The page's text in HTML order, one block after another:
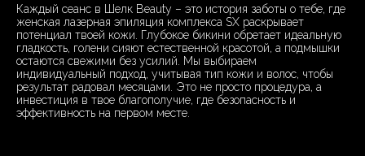
Каждый сеанс в Шелк Beauty – это история заботы о тебе, где
женская лазерная эпиляция комплекса SX раскрывает
потенциал твоей кожи. Глубокое бикини обретает идеальную
гладкость, голени сияют естественной красотой, а подмышки
остаются свежими без усилий. Мы выбираем
индивидуальный подход, учитывая тип кожи и волос, чтобы
результат радовал месяцами. Это не просто процедура, а
инвестиция в твое благополучие, где безопасность и
эффективность на первом месте.